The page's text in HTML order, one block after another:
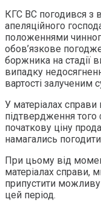
КГС ВС погодився з
апеляційного
положеннями
обов’язкове
боржника на стадії
випадку
вартості залученим
У матеріалах справи
підтвердження
початкову ціну
намагались погодити
При цьому від
матеріалах справи,
припустити
цей період.